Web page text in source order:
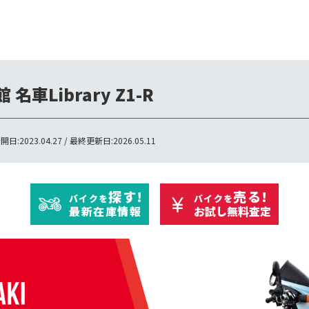
名車Library Z1-R
日:2023.04.27 / 最終更新日:2026.05.11
バイクを探す!
最新在庫情報
バイクを売る!
お試し無料査定